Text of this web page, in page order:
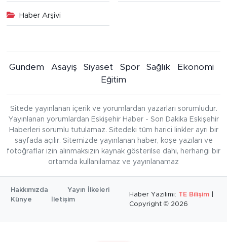
Haber Arşivi
Gündem Asayiş Siyaset Spor Sağlık
Ekonomi
Eğitim
Sitede yayınlanan içerik ve yorumlardan yazarları sorumludur.
Yayınlanan yorumlardan Eskişehir Haber - Son Dakika Eskişehir
Haberleri sorumlu tutulamaz. Sitedeki tüm harici linkler ayrı bir
sayfada açılır. Sitemizde yayınlanan haber, köşe yazıları ve
fotoğraflar izin alınmaksızın kaynak gösterilse dahi, herhangi bir
ortamda kullanılamaz ve yayınlanamaz
Hakkımızda
Yayın İlkeleri
Künye
İletişim
Haber Yazılımı: TE Bilişim
Copyright © 2026